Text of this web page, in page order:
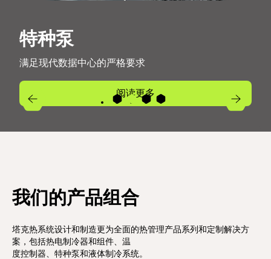
Previous
特种泵
满足现代数据中心的严格要求
阅读更多 Next
2 3 4
我们的产品组合
塔克热系统设计和制造更为全面的热管理产品系列和定制解决方
案，包括热电制冷器和组件、温
度控制器、特种泵和液体制冷系统。